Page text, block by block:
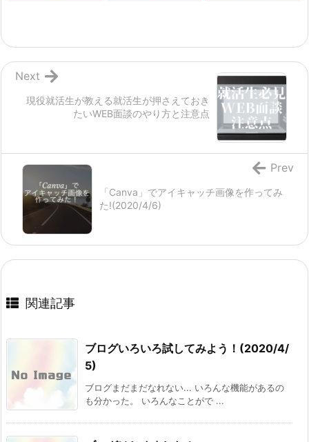
現役就活生が教える就活生が押さえておき
たいWEB面談のやり方と注意点
Next
「Canva」でアイキャッチ画像を作ってみ
た!(2020/4/6)
Prev
関連記事
ブログいろいろ試してみよう！(2020/4/
5)
ブログまだまだなれない... いろんな機能があるの
も分かった。 いろんなことがで ...